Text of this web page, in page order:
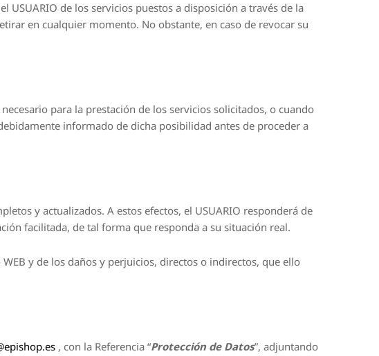
USUARIO de los servicios puestos a disposición a través de la
en cualquier momento. No obstante, en caso de revocar su
para la prestación de los servicios solicitados, o cuando
informado de dicha posibilidad antes de proceder a
y actualizados. A estos efectos, el USUARIO responderá de
facilitada, de tal forma que responda a su situación real.
y de los daños y perjuicios, directos o indirectos, que ello
, con la Referencia “Protección de Datos”, adjuntando